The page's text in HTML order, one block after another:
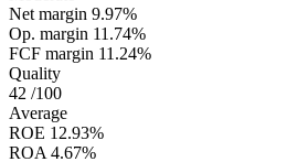
Net margin 9.97%
Op. margin 11.74%
FCF margin 11.24%
Quality
42 /100
Average
ROE 12.93%
ROA 4.67%